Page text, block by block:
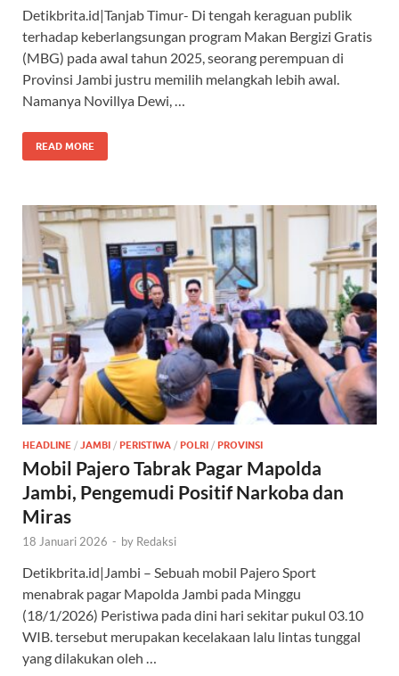
Detikbrita.id|Tanjab Timur- Di tengah keraguan publik
terhadap keberlangsungan program Makan Bergizi Gratis
(MBG) pada awal tahun 2025, seorang perempuan di
Provinsi Jambi justru memilih melangkah lebih awal.
Namanya Novillya Dewi, …
READ MORE
HEADLINE / JAMBI / PERISTIWA / POLRI / PROVINSI
Mobil Pajero Tabrak Pagar Mapolda
Jambi, Pengemudi Positif Narkoba dan
Miras
18 Januari 2026 - by Redaksi
Detikbrita.id|Jambi – Sebuah mobil Pajero Sport
menabrak pagar Mapolda Jambi pada Minggu
(18/1/2026) Peristiwa pada dini hari sekitar pukul 03.10
WIB. tersebut merupakan kecelakaan lalu lintas tunggal
yang dilakukan oleh …